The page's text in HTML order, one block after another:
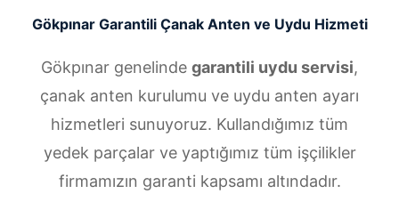
Gökpınar Garantili Çanak Anten ve Uydu Hizmeti
Gökpınar genelinde garantili uydu servisi,
çanak anten kurulumu ve uydu anten ayarı
hizmetleri sunuyoruz. Kullandığımız tüm
yedek parçalar ve yaptığımız tüm işçilikler
firmamızın garanti kapsamı altındadır.